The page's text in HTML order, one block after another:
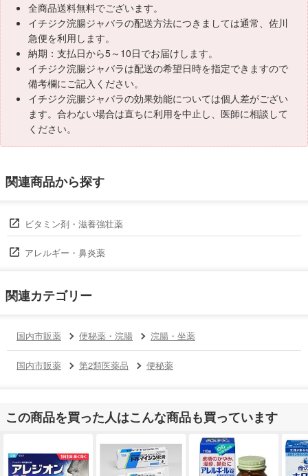
全商品送料無料でございます。
イチジク浣腸ジャバラの配送方法につきましては通常、佐川
急便を利用します。
納期：支払日から5～10日でお届けします。
イチジク浣腸ジャバラは配送の希望日時を指定できますので
備考欄にご記入ください。
イチジク浣腸ジャバラの効果効能については個人差がござい
ます。合わない場合は直ちに利用を中止し、医師に相談して
ください。
関連商品から探す
ビタミン剤・滋養強壮薬
アレルギー・鼻炎薬
関連カテゴリー
国内市販薬 便秘薬・浣腸 浣腸・坐薬
国内市販薬 第2類医薬品 便秘薬
この商品を買った人はこんな商品も買っています